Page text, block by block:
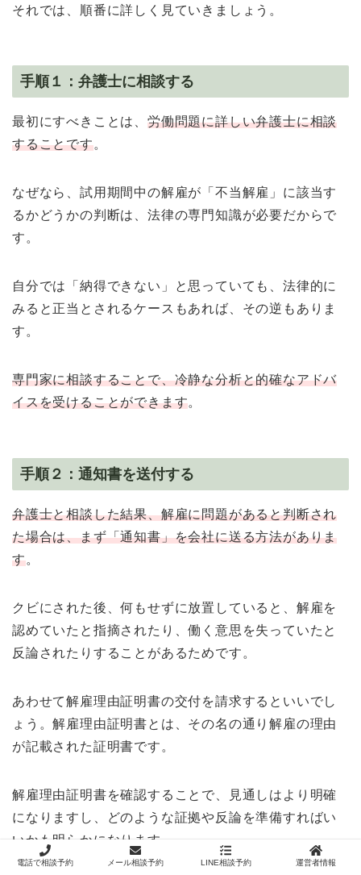
それでは、順番に詳しく見ていきましょう。
手順１：弁護士に相談する
最初にすべきことは、 労働問題に詳しい弁護士に相談
することです。
なぜなら、試用期間中の解雇が「不当解雇」に該当す
るかどうかの判断は、法律の専門知識が必要だからで
す。
自分では「納得できない」と思っていても、法律的に
みると正当とされるケースもあれば、その逆もありま
す。
専門家に相談することで、冷静な分析と的確なアドバ
イスを受けることができます。
手順２：通知書を送付する
弁護士と相談した結果、解雇に問題があると判断され
た場合は、まず「通知書」を会社に送る方法がありま
す。
クビにされた後、何もせずに放置していると、解雇を
認めていたと指摘されたり、働く意思を失っていたと
反論されたりすることがあるためです。
あわせて解雇理由証明書の交付を請求するといいでし
ょう。解雇理由証明書とは、その名の通り解雇の理由
が記載された証明書です。
解雇理由証明書を確認することで、見通しはより明確
になりますし、どのような証拠や反論を準備すればい
いかも明らかになります。
電話で相談予約 メール相談予約 LINE相談予約 運営者情報